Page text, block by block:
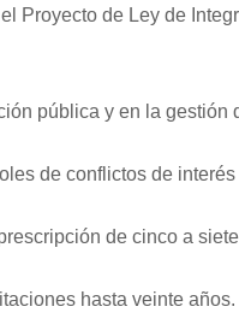
Proyecto de Ley de
pública y en la
de conflictos de
de cinco a
hasta veinte años.